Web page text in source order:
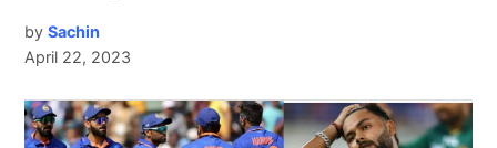
by Sachin
April 22, 2023